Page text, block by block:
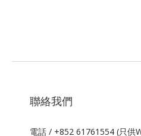
聯絡我們
電話 / +852 61761554 (只供